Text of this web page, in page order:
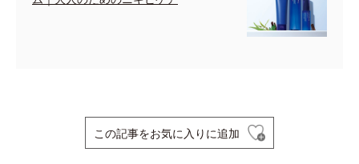
この記事をお気に入りに追加